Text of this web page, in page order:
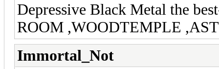
Depressive Black Metal the
ROOM ,WOODTEMPLE
Immortal_Not